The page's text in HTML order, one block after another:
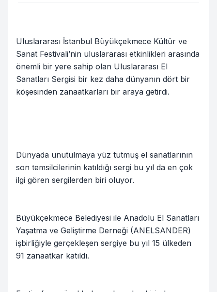
Uluslararası İstanbul Büyükçekmece Kültür ve
Sanat Festivali’nin uluslararası etkinlikleri arasında
önemli bir yere sahip olan Uluslararası El
Sanatları Sergisi bir kez daha dünyanın dört bir
köşesinden zanaatkarları bir araya getirdi.
Dünyada unutulmaya yüz tutmuş el sanatlarının
son temsilcilerinin katıldığı sergi bu yıl da en çok
ilgi gören sergilerden biri oluyor.
Büyükçekmece Belediyesi ile Anadolu El Sanatları
Yaşatma ve Geliştirme Derneği (ANELSANDER)
işbirliğiyle gerçekleşen sergiye bu yıl 15 ülkeden
91 zanaatkar katıldı.